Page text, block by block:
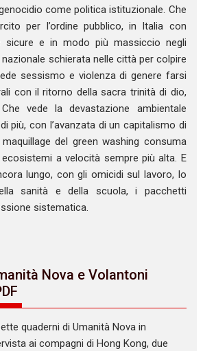
come politica istituzionale. Che
per l’ordine pubblico, in Italia con
sicure e in modo più massiccio negli
nazionale schierata nelle città per colpire
sessismo e violenza di genere farsi
con il ritorno della sacra trinità di dio,
vede la devastazione ambientale
più, con l’avanzata di un capitalismo di
del green washing consuma
a velocità sempre più alta. E
lungo, con gli omicidi sul lavoro, lo
sanità e della scuola, i pacchetti
sistematica.
Nova e Volantoni
quaderni di Umanità Nova in
ai compagni di Hong Kong, due